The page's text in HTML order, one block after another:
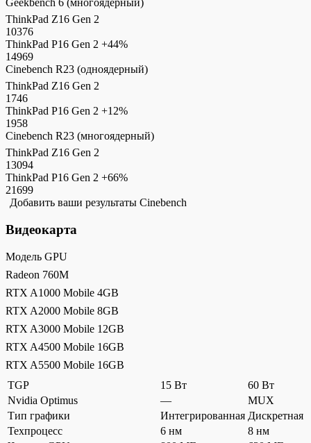
ThinkPad Z16 Gen 2
10376
ThinkPad P16 Gen 2 +44%
14969
Cinebench R23 (одноядерный)
ThinkPad Z16 Gen 2
1746
ThinkPad P16 Gen 2 +12%
1958
Cinebench R23 (многоядерный)
ThinkPad Z16 Gen 2
13094
ThinkPad P16 Gen 2 +66%
21699
Добавить ваши результаты Cinebench
Видеокарта
Модель GPU
Radeon 760M
RTX A1000 Mobile 4GB
RTX A2000 Mobile 8GB
RTX A3000 Mobile 12GB
RTX A4500 Mobile 16GB
RTX A5500 Mobile 16GB
TGP
15 Вт
60 Вт
Nvidia Optimus
—
MUX
Тип графики
Интегрированная Дискретная
Техпроцесс
6 нм
8 нм